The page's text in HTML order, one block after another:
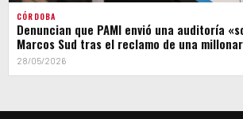
CÓRDOBA
Denuncian que PAMI envió una auditoría
Marcos Sud tras el reclamo de una
28/05/2026